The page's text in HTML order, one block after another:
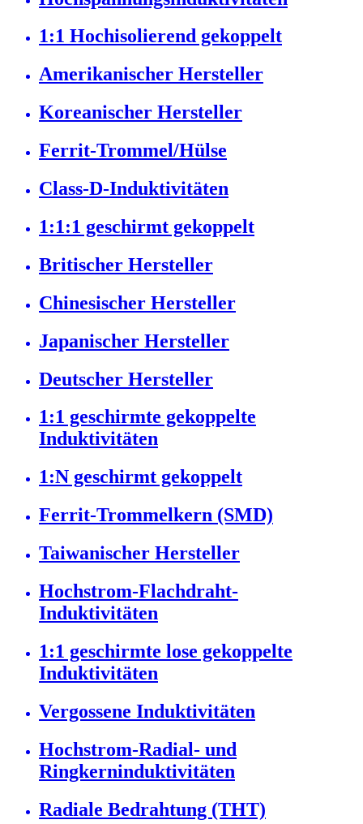
1:1 Hochisolierend gekoppelt
Amerikanischer Hersteller
Koreanischer Hersteller
Ferrit-Trommel/Hülse
Class-D-Induktivitäten
1:1:1 geschirmt gekoppelt
Britischer Hersteller
Chinesischer Hersteller
Japanischer Hersteller
Deutscher Hersteller
1:1 geschirmte gekoppelte
Induktivitäten
1:N geschirmt gekoppelt
Ferrit-Trommelkern (SMD)
Taiwanischer Hersteller
Hochstrom-Flachdraht-
Induktivitäten
1:1 geschirmte lose gekoppelte
Induktivitäten
Vergossene Induktivitäten
Hochstrom-Radial- und
Ringkerninduktivitäten
Radiale Bedrahtung (THT)